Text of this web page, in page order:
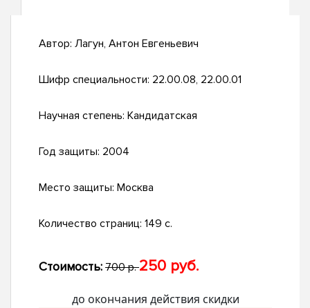
Автор: Лагун, Антон Евгеньевич
Шифр специальности: 22.00.08, 22.00.01
Научная степень: Кандидатская
Год защиты: 2004
Место защиты: Москва
Количество страниц: 149 с.
Стоимость: 700 р.250 руб.
до окончания действия скидки